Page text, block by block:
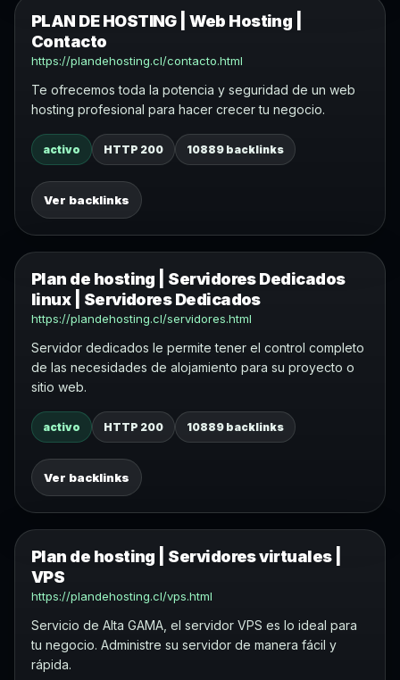
PLAN DE HOSTING | Web Hosting |
Contacto
https://plandehosting.cl/contacto.html
Te ofrecemos toda la potencia y seguridad de un web
hosting profesional para hacer crecer tu negocio.
activo HTTP 200 10889 backlinks
Ver backlinks
Plan de hosting | Servidores Dedicados
linux | Servidores Dedicados
https://plandehosting.cl/servidores.html
Servidor dedicados le permite tener el control completo
de las necesidades de alojamiento para su proyecto o
sitio web.
activo HTTP 200 10889 backlinks
Ver backlinks
Plan de hosting | Servidores virtuales |
VPS
https://plandehosting.cl/vps.html
Servicio de Alta GAMA, el servidor VPS es lo ideal para
tu negocio. Administre su servidor de manera fácil y
rápida.